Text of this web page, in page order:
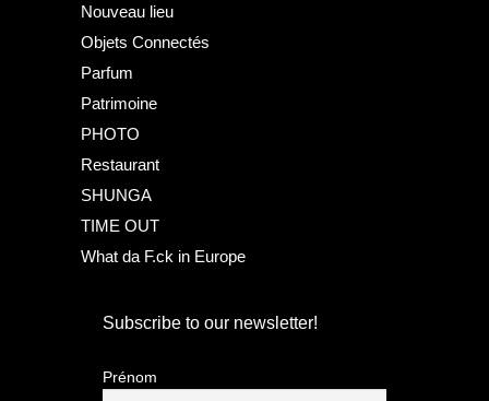
Nouveau lieu
Objets Connectés
Parfum
Patrimoine
PHOTO
Restaurant
SHUNGA
TIME OUT
What da F.ck in Europe
Subscribe to our newsletter!
Prénom